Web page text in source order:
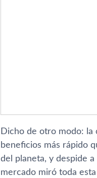
Dicho de otro modo: la
beneficios más rápido
del planeta, y despide
mercado miró toda